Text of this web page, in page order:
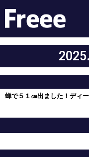
蝉で５１㎝出ました！ディ